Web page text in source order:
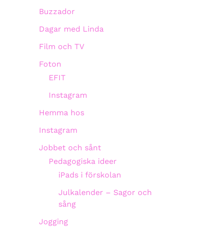
Buzzador
Dagar med Linda
Film och TV
Foton
EFIT
Instagram
Hemma hos
Instagram
Jobbet och sånt
Pedagogiska ideer
iPads i förskolan
Julkalender – Sagor och
sång
Jogging